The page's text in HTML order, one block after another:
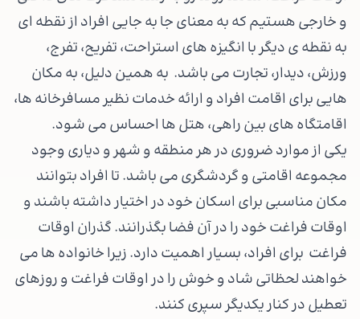
و خارجی هستیم که به معنای جا به جایی افراد از نقطه ای
به نقطه ی دیگر با انگیزه های استراحت، تفریح، تفرج،
ورزش، دیدار، تجارت می باشد. به همین دلیل، به مکان
هایی برای اقامت افراد و ارائه خدمات نظیر مسافرخانه ها،
اقامتگاه های بین راهی، هتل ها احساس می شود.
یکی از موارد ضروری در هر منطقه و شهر و دیاری وجود
مجموعه اقامتی و گردشگری می باشد. تا افراد بتوانند
مکان مناسبی برای اسکان خود در اختیار داشته باشند و
اوقات فراغت خود را در آن فضا بگذرانند. گذران اوقات
فراغت برای افراد، بسیار اهمیت دارد. زیرا خانواده ها می
خواهند لحظاتی شاد و خوش را در اوقات فراغت و روزهای
تعطیل در کنار یکدیگر سپری کنند.